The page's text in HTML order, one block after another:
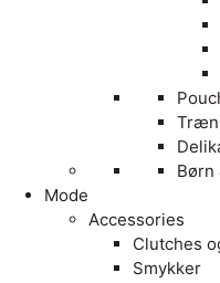
Børn
Mode
Accessories
Clutches
Smykker